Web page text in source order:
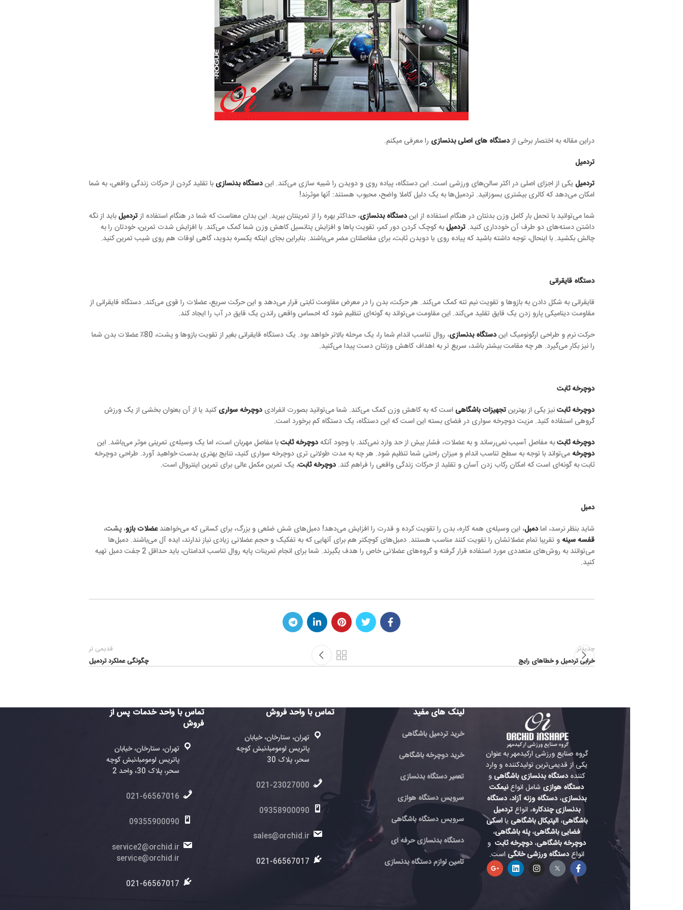
دراین مقاله به اختصار برخی ازدستگاه های اصلی بدنسازیرا معرفی میکنم.
یکی از اجزای اصلی در اکثر سالن‌های ورزشی است. این دستگاه، پیاده روی و دویدن را شبیه سازی می‌کند. این دستگاه بدنسازیبا تقلید کردن از حرکات زندگی واقعی، به شما
امکان می‌دهد که کالری بیشتری بسوزانید. تردمیل‌ها به یک دلیل کاملا واضح، محبوب هستند: آنها موثرند!
شما می‌توانید با تحمل بار کامل وزن بدنتان در هنگام استفاده از ایندستگاه بدنسازی، حداکثر بهره را از تمرینتان ببرید. این بدان معناست که شما در هنگام استفاده ازتردمیل باید از نگه
داشتن دسته‌های دو طرف آن خودداری کنید.تردمیلبه کوچک کردن دور کمر، تقویت پاها و افزایش پتانسیل کاهش وزن شما کمک می‌کند. با افزایش شدت تمرین، خودتان را به
چالش بکشید. با اینحال، توجه داشته باشید که پیاده روی یا دویدن ثابت، برای مفاصلتان مضر می‌باشند. بنابراین بجای اینکه یکسره بدوید، گاهی اوقات هم روی شیب تمرین کنید.
قایقرانی به شکل دادن به بازوها و تقویت نیم تنه کمک می‌کند. هر حرکت، بدن را در معرض مقاومت ثابتی قرار می‌دهد و این حرکت سریع، عضلات را قوی می‌کند. دستگاه قایقرانی از
مقاومت دینامیکی پارو زدن یک قایق تقلید می‌کند. این مقاومت می‌تواند به گونه‌ای تنظیم شود که احساس واقعی راندن یک قایق در آب را ایجاد کند.
حرکت نرم و طراحی ارگونومیک ایندستگاه بدنسازی
، روال تناسب اندام شما را، یک مرحله بالاتر خواهد بود. یک دستگاه قایقرانی بغیر از تقویت بازوها و پشت، 80٪ عضلات بدن شما
را نیز بکار می‌گیرد. هر چه مقامت بیشتر باشد، سریع تر به اهداف کاهش وزنتان دست پیدا می‌کنید.
نیز یکی از بهترینتجهیزات باشگاهیاست که به کاهش وزن کمک می‌کند. شما می‌توانید بصورت انفرادیدوچرخه سواریکنید یا از آن بعنوان بخشی از یک ورزش
گروهی استفاده کنید. مزیت دوچرخه سواری در فضای بسته این است که این دستگاه، یک دستگاه کم برخورد است.
به مفاصل آسیب نمی‌رساند و به عضلات، فشار بیش از حد وارد نمی‌کند. با وجود آنکهدوچرخه ثابتبا مفاصل مهربان است، اما یک وسیله‌ی تمرینی موثر می‌باشد. این
می‌تواند با توجه به سطح تناسب اندام و میزان راحتی شما تنظیم شود. هر چه به مدت طولانی تری دوچرخه سواری کنید، نتایج بهتری بدست خواهید آورد. طراحی دوچرخه
ثابت به گونه‌ای است که امکان رکاب زدن آسان و تقلید از حرکات زندگی واقعی را فراهم کند.دوچرخه ثابت، یک تمرین مکمل عالی برای تمرین اینتروال است.
شاید بنظر نرسد، امادمبل، این وسیله‌ی همه کاره، بدن را تقویت کرده و قدرت را افزایش می‌دهد! دمبل‌های شش ضلعی و بزرگ، برای کسانی که می‌خواهندعضلات بازو،پشت،
و تقریبا تمام عضلاتشان را تقویت کنند مناسب هستند. دمبل‌های کوچکتر هم برای آنهایی که به تفکیک و حجم عضلانی زیادی نیاز ندارند، ایده آل می‌باشند. دمبل‌ها
می‌توانند به روش‌های متعددی مورد استفاده قرار گرفته و گروه‌های عضلانی خاص را هدف بگیرند. شما برای انجام تمرینات پایه روال تناسب اندامتان، باید حداقل 2 جفت دمبل تهیه
خرابی تردمیل و خطاهای رایج
چگونگی عملکرد تردمیل
گروه صنایع ورزشی ارکیدمهر به عنوان
یکی از قدیمی‌ترین تولیدکننده و وارد
دستگاه بدنسازی باشگاهیو
شامل انواعنیمکت
دستگاه وزنه آزاد،دستگاه
بدنسازی چندکاره
، انواعتردمیل
باشگاهی
الپتیکال باشگاهییااسکی
فضایی باشگاهی
پله باشگاهی،
دوچرخه باشگاهی
،دوچرخه ثابتو
انواعدستگاه ورزشی خانگیاست.
خرید تردمیل باشگاهی
خرید دوچرخه باشگاهی
تعمیر دستگاه بدنسازی
سرویس دستگاه هوازی
سرویس دستگاه باشگاهی
دستگاه بدنسازی حرفه ای
تامین لوازم دستگاه بدنسازی
تماس با واحد فروش
تهران، ستارخان، خیابان
پاتریس لومومبا،نبش کوچه
021-23027000
09358900090
sales@orchid.ir
021-66567017
تماس با واحد خدمات پس از
تهران، ستارخان، خیابان
پاتریس لومومبا،نبش کوچه
021-66567016
09355900090
service2@orchid.ir
service@orchid.ir
021-66567017